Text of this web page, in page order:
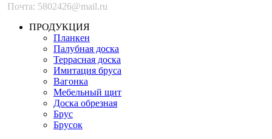
Почта: 5802426@mail.ru
ПРОДУКЦИЯ
Планкен
Палубная доска
Террасная доска
Имитация бруса
Вагонка
Мебельный щит
Доска обрезная
Брус
Брусок